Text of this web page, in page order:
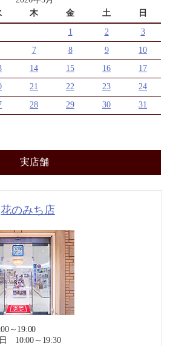
木 金 土 日
1 2
3
7 8 9
10
14 15 16
17
21 22 23
24
28 29 30
31
実店舗
花のみち店
～19:00
10:00～19:30